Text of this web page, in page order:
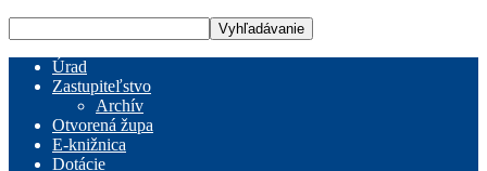
Úrad
Zastupiteľstvo
Archív
Otvorená župa
E-knižnica
Dotácie